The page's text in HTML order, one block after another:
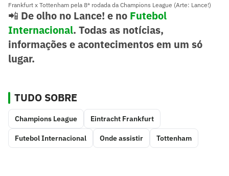
Frankfurt x Tottenham pela 8ª rodada da Champions League (Arte: Lance!)
📲 De olho no Lance! e no Futebol
Internacional. Todas as notícias,
informações e acontecimentos em um só
lugar.
TUDO SOBRE
Champions League Eintracht Frankfurt
Futebol Internacional Onde assistir Tottenham